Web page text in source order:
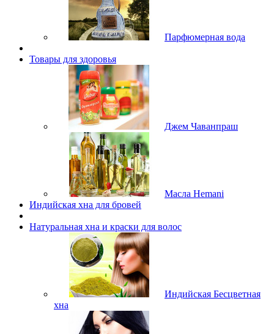
Парфюмерная вода
Товары для здоровья
Джем Чаванпраш
Масла Hemani
Индийская хна для бровей
Натуральная хна и краски для волос
Индийская Бесцветная
хна